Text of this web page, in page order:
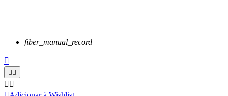
fiber_manual_record


 